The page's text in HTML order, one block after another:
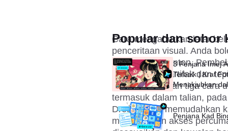
Cara mengaburkan latar
penceritaan visual. Anda
perhatian penonton.
mengelakkan artifak dan
memperkenalkan tiga cara
termasuk dalam talian,
Dreamina AI memudahkan
menyediakan akses
Popular dan sohor
3 Penjana Imej
Terbaik | Kraf
Menakjubkan
Saat
Penjana Kad